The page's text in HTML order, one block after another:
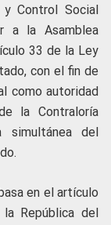
y Control Social
a la Asamblea
33 de la Ley
con el fin de
como autoridad
la Contraloría
simultánea del
en el artículo
República del